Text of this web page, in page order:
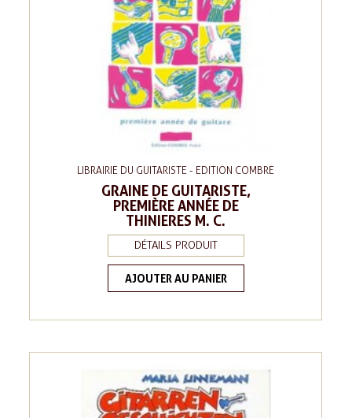
LIBRAIRIE DU GUITARISTE - EDITION COMBRE
GRAINE DE GUITARISTE,
PREMIÈRE ANNÉE DE
THINIERES M. C.
DÉTAILS PRODUIT
AJOUTER AU PANIER